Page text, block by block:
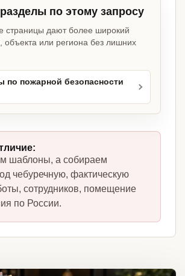
по этому запросу
страницы дают более широкий
объекта или региона без лишних
по пожарной безопасности
шаблоны, а собираем
чебуречную, фактическую
сотрудников, помещение
по России.